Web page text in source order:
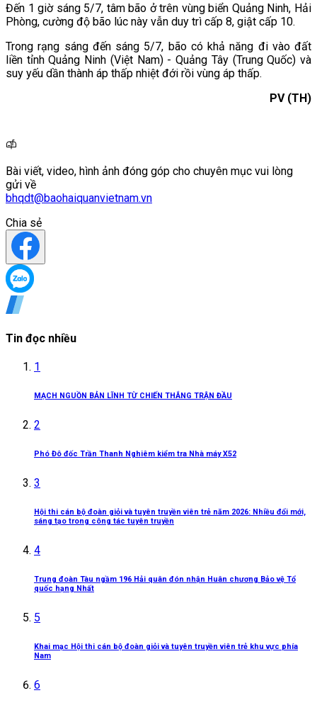
Đến 1 giờ sáng 5/7, tâm bão ở trên vùng biển Quảng Ninh, Hải
Phòng, cường độ bão lúc này vẫn duy trì cấp 8, giật cấp 10.
Trong rạng sáng đến sáng 5/7, bão có khả năng đi vào đất
liền tỉnh Quảng Ninh (Việt Nam) - Quảng Tây (Trung Quốc) và
suy yếu dần thành áp thấp nhiệt đới rồi vùng áp thấp.
PV (TH)
Bài viết, video, hình ảnh đóng góp cho chuyên mục vui lòng
gửi về
bhqdt@baohaiquanvietnam.vn
Chia sẻ
Tin đọc nhiều
1
MẠCH NGUỒN BẢN LĨNH TỪ CHIẾN THẮNG TRẬN ĐẦU
2
Phó Đô đốc Trần Thanh Nghiêm kiểm tra Nhà máy X52
3
Hội thi cán bộ đoàn giỏi và tuyên truyền viên trẻ năm 2026: Nhiều đổi mới,
sáng tạo trong công tác tuyên truyền
4
Trung đoàn Tàu ngầm 196 Hải quân đón nhận Huân chương Bảo vệ Tổ
quốc hạng Nhất
5
Khai mạc Hội thi cán bộ đoàn giỏi và tuyên truyền viên trẻ khu vực phía
Nam
6